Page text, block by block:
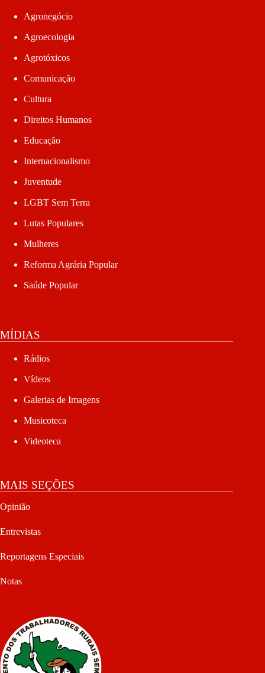
Agronegócio
Agroecologia
Agrotóxicos
Comunicação
Cultura
Direitos Humanos
Educação
Internacionalismo
Juventude
LGBT Sem Terra
Lutas Populares
Mulheres
Reforma Agrária Popular
Saúde Popular
MÍDIAS
Rádios
Vídeos
Galerias de Imagens
Musicoteca
Videoteca
MAIS SEÇÕES
Opinião
Entrevistas
Reportagens Especiais
Notas